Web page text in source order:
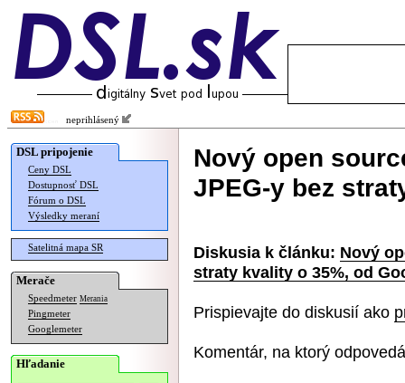
neprihlásený
DSL pripojenie
Ceny DSL
Dostupnosť DSL
Fórum o DSL
Výsledky meraní
Satelitná mapa SR
Merače
Speedmeter Merania
Pingmeter
Googlemeter
Hľadanie
Nový open
JPEG-y bez
Diskusia k článku: Nový
straty kvality o 35%, od
Prispievajte do diskusií ako
Komentár, na ktorý